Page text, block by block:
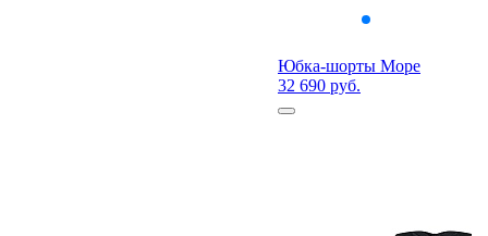
Юбка-шорты Море
32 690 руб.